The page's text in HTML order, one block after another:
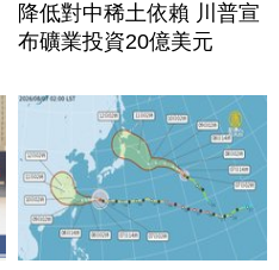
降低對中稀土依賴 川普宣
布礦業投資20億美元